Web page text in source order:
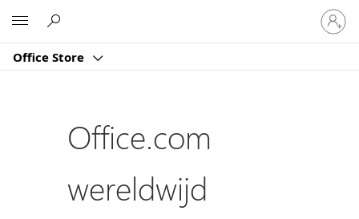
Office Store
Meld
je
aan
je
Office.com
wereldwijd